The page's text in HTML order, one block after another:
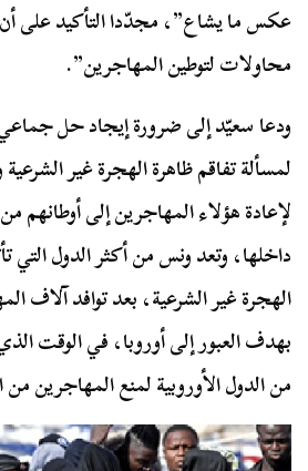
عكس ما يشاع”، مجدّدا التأكيد على
محاولات لتوطين المهاجرين”.
ودعا سعيّد إلى ضرورة إيجاد حل جماعي
لمسألة تفاقم ظاهرة الهجرة غير
لإعادة هؤلاء المهاجرين إلى
داخلها، وتعد ونس من أكثر الدول التي
الهجرة غير الشرعية، بعد توافد آلاف
بهدف العبور إلى أوروبا، في الوقت
من الدول الأوروبية لمنع المهاجرين